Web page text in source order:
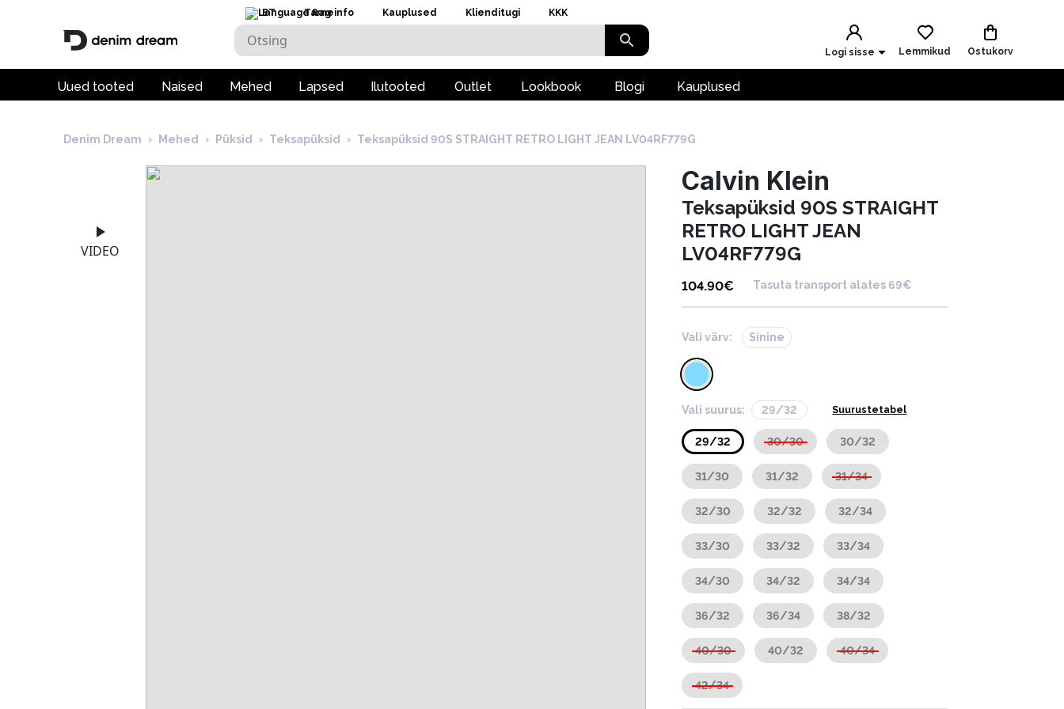
ET Tarneinfo Kauplused Klienditugi KKK
Logi sisse Lemmikud Ostukorv
Uued tooted Naised Mehed Lapsed Ilutooted Outlet Lookbook Blogi Kauplused
Denim Dream › Mehed › Püksid › Teksapüksid › Teksapüksid 90S STRAIGHT RETRO LIGHT JEAN LV04RF779G
VIDEO
Calvin Klein
Teksapüksid 90S STRAIGHT
RETRO LIGHT JEAN
LV04RF779G
104.90€ Tasuta transport alates 69€
Vali värv: Sinine
Vali suurus: 29/32 Suurustetabel
29/32 30/30 30/32
31/30 31/32 31/34
32/30 32/32 32/34
33/30 33/32 33/34
34/30 34/32 34/34
36/32 36/34 38/32
40/30 40/32 40/34
42/34